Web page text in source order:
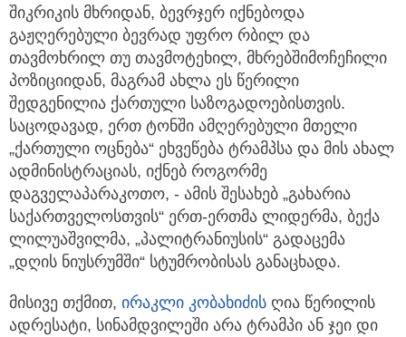
შიკრიკის მხრიდან, ბევრჯერ იქნებოდა
გაჟღერებული ბევრად უფრო რბილ და
თავმოხრილ თუ თავმოტეხილ, მხრებშიმოჩეჩილი
პოზიციიდან, მაგრამ ახლა ეს წერილი
შედგენილია ქართული საზოგადოებისთვის.
საცოდავად, ერთ ტონში ამღერებული მთელი
„ქართული ოცნება“ ეხვეწება ტრამპსა და მის ახალ
ადმინისტრაციას, იქნებ როგორმე
დაგველაპარაკოთო, - ამის შესახებ „გახარია
საქართველოსთვის“ ერთ-ერთმა ლიდერმა, ბექა
ლილუაშვილმა, „პალიტრანიუსის“ გადაცემა
„დღის ნიუსრუმში“ სტუმრობისას განაცხადა.
მისივე თქმით, ირაკლი კობახიძის ღია წერილის
ადრესატი, სინამდვილეში არა ტრამპი ან ჯეი დი